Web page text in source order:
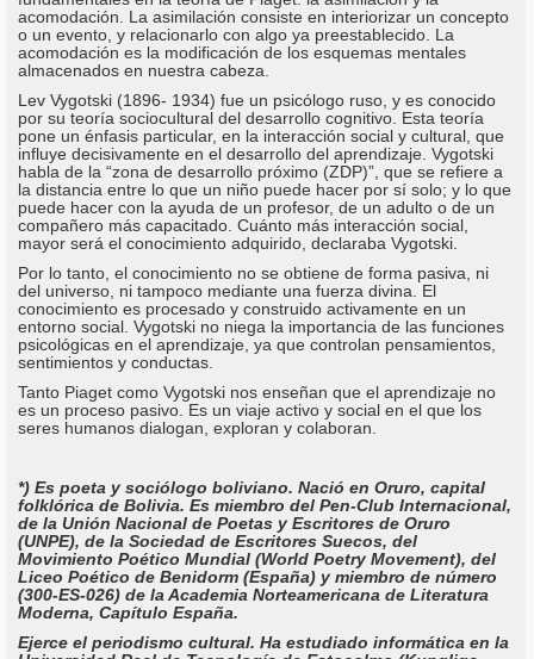
acomodación. La asimilación consiste en interiorizar un concepto
o un evento, y relacionarlo con algo ya preestablecido. La
acomodación es la modificación de los esquemas mentales
almacenados en nuestra cabeza.
Lev Vygotski (1896- 1934) fue un psicólogo ruso, y es conocido
por su teoría sociocultural del desarrollo cognitivo. Esta teoría
pone un énfasis particular, en la interacción social y cultural, que
influye decisivamente en el desarrollo del aprendizaje. Vygotski
habla de la “zona de desarrollo próximo (ZDP)”, que se refiere a
la distancia entre lo que un niño puede hacer por sí solo; y lo que
puede hacer con la ayuda de un profesor, de un adulto o de un
compañero más capacitado. Cuánto más interacción social,
mayor será el conocimiento adquirido, declaraba Vygotski.
Por lo tanto, el conocimiento no se obtiene de forma pasiva, ni
del universo, ni tampoco mediante una fuerza divina. El
conocimiento es procesado y construido activamente en un
entorno social. Vygotski no niega la importancia de las funciones
psicológicas en el aprendizaje, ya que controlan pensamientos,
sentimientos y conductas.
Tanto Piaget como Vygotski nos enseñan que el aprendizaje no
es un proceso pasivo. Es un viaje activo y social en el que los
seres humanos dialogan, exploran y colaboran.
*) Es poeta y sociólogo boliviano. Nació en Oruro, capital
folklórica de Bolivia. Es miembro del Pen-Club Internacional,
de la Unión Nacional de Poetas y Escritores de Oruro
(UNPE), de la Sociedad de Escritores Suecos, del
Movimiento Poético Mundial (World Poetry Movement), del
Liceo Poético de Benidorm (España) y miembro de número
(300-ES-026) de la Academia Norteamericana de Literatura
Moderna, Capítulo España.
Ejerce el periodismo cultural. Ha estudiado informática en la